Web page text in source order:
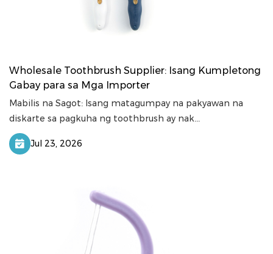
Wholesale Toothbrush Supplier: Isang Kumpletong
Gabay para sa Mga Importer
Mabilis na Sagot: Isang matagumpay na pakyawan na
diskarte sa pagkuha ng toothbrush ay nak...
Jul 23, 2026